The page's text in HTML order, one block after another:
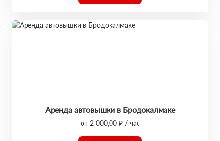
Аренда автовышки в Бродокалмаке
от 2 000,00 ₽ / час